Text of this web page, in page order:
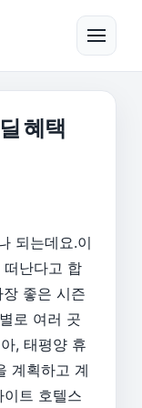
메뉴
혜택
되는데요.이
난다고 합
좋은 시즌
로 여러 곳
, 태평양 휴
계획하고 계
트 호텔스